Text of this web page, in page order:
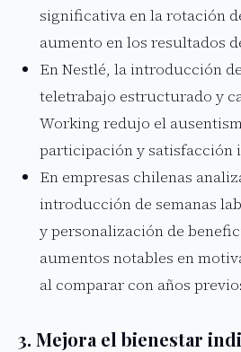
significativa en la rotación
aumento en los resultados
En Nestlé, la introducción
teletrabajo estructurado y
Working redujo el
participación y satisfacción
En empresas chilenas
introducción de semanas
y personalización de
aumentos notables en
al comparar con años
3. Mejora el bienestar